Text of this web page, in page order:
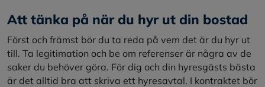
Att tänka på när du hyr ut din bostad
Först och främst bör du ta reda på vem det är du hyr ut
till. Ta legitimation och be om referenser är några av de
saker du behöver göra. För dig och din hyresgästs bästa
är det alltid bra att skriva ett hyresavtal. I kontraktet bör